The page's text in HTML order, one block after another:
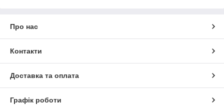
Про нас
Контакти
Доставка та оплата
Графік роботи